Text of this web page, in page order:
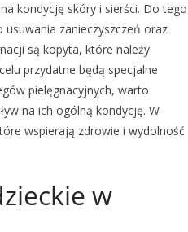
kondycję skóry i sierści. Do tego
zanieczyszczeń oraz
są kopyta, które należy
przydatne będą specjalne
pielęgnacyjnych, warto
na ich ogólną kondycję. W
wspierają zdrowie i wydolność
w